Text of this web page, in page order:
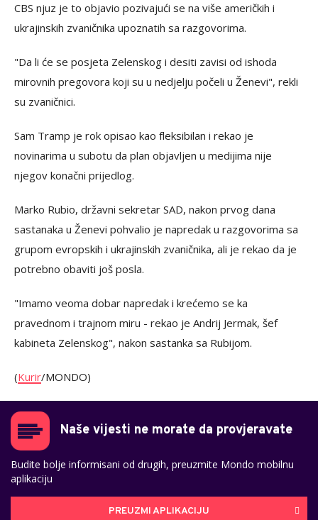
CBS njuz je to objavio pozivajući se na više američkih i
ukrajinskih zvaničnika upoznatih sa razgovorima.
"Da li će se posjeta Zelenskog i desiti zavisi od ishoda
mirovnih pregovora koji su u nedjelju počeli u Ženevi", rekli
su zvaničnici.
Sam Tramp je rok opisao kao fleksibilan i rekao je
novinarima u subotu da plan objavljen u medijima nije
njegov konačni prijedlog.
Marko Rubio, državni sekretar SAD, nakon prvog dana
sastanaka u Ženevi pohvalio je napredak u razgovorima sa
grupom evropskih i ukrajinskih zvaničnika, ali je rekao da je
potrebno obaviti još posla.
"Imamo veoma dobar napredak i krećemo se ka
pravednom i trajnom miru - rekao je Andrij Jermak, šef
kabineta Zelenskog", nakon sastanka sa Rubijom.
(Kurir/MONDO)
Naše vijesti ne morate da provjeravate
Budite bolje informisani od drugih, preuzmite Mondo mobilnu
aplikaciju
PREUZMI APLIKACIJU